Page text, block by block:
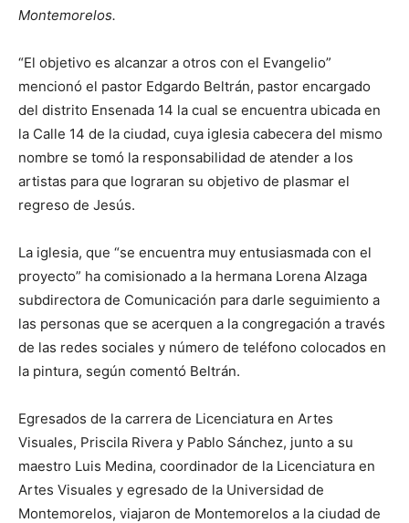
Montemorelos.
“El objetivo es alcanzar a otros con el Evangelio”
mencionó el pastor Edgardo Beltrán, pastor encargado
del distrito Ensenada 14 la cual se encuentra ubicada en
la Calle 14 de la ciudad, cuya iglesia cabecera del mismo
nombre se tomó la responsabilidad de atender a los
artistas para que lograran su objetivo de plasmar el
regreso de Jesús.
La iglesia, que “se encuentra muy entusiasmada con el
proyecto” ha comisionado a la hermana Lorena Alzaga
subdirectora de Comunicación para darle seguimiento a
las personas que se acerquen a la congregación a través
de las redes sociales y número de teléfono colocados en
la pintura, según comentó Beltrán.
Egresados de la carrera de Licenciatura en Artes
Visuales, Priscila Rivera y Pablo Sánchez, junto a su
maestro Luis Medina, coordinador de la Licenciatura en
Artes Visuales y egresado de la Universidad de
Montemorelos, viajaron de Montemorelos a la ciudad de